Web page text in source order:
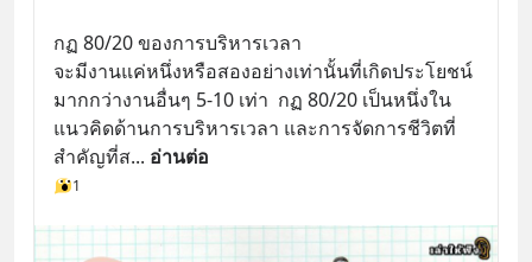
กฏ 80/20 ของการบริหารเวลา
จะมีงานแค่หนึ่งหรือสองอย่างเท่านั้นที่เกิดประโยชน์
มากกว่างานอื่นๆ 5-10 เท่า  กฏ 80/20 เป็นหนึ่งใน
แนวคิดด้านการบริหารเวลา และการจัดการชีวิตที่
สำคัญที่ส... อ่านต่อ
1